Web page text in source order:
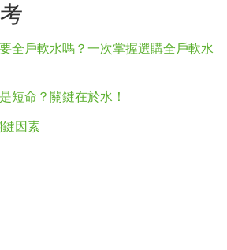
全戶軟水嗎？一次掌握選購全戶軟水
短命？關鍵在於水！
因素